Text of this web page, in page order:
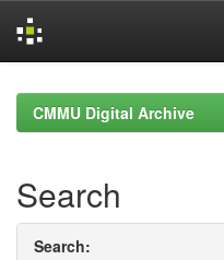
navigationCMMU Digital Archive
Search
Search: